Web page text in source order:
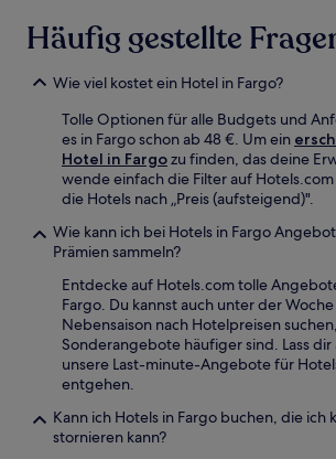
Häufig gestellte
Wie viel kostet ein Hotel in Fargo?
Tolle Optionen für alle Budgets und
es in Fargo schon ab 48 €. Um ein
Hotel in Fargozu finden, das deine
wende einfach die Filter auf
die Hotels nach „Preis (aufsteigend)".
Wie kann ich bei Hotels in Fargo
Prämien sammeln?
Entdecke auf Hotels.com tolle
Fargo. Du kannst auch unter der
Nebensaison nach Hotelpreisen
Sonderangebote häufiger sind. Lass
unsere Last-minute-Angebote für
entgehen.
Kann ich Hotels in Fargo buchen, die ich
stornieren kann?